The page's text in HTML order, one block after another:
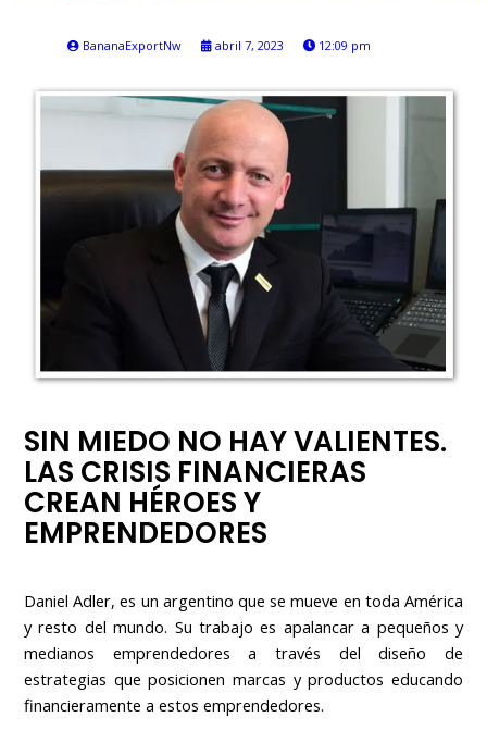
BananaExportNw abril 7, 2023 12:09 pm
SIN MIEDO NO HAY VALIENTES.
LAS CRISIS FINANCIERAS
CREAN HÉROES Y
EMPRENDEDORES
Daniel Adler, es un argentino que se mueve en toda América
y resto del mundo. Su trabajo es apalancar a pequeños y
medianos emprendedores a través del diseño de
estrategias que posicionen marcas y productos educando
financieramente a estos emprendedores.